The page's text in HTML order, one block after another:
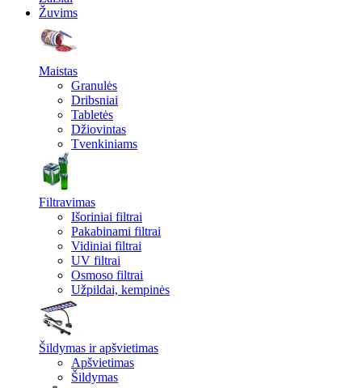
Žuvims
Maistas
Granulės
Dribsniai
Tabletės
Džiovintas
Tvenkiniams
Filtravimas
Išoriniai filtrai
Pakabinami filtrai
Vidiniai filtrai
UV filtrai
Osmoso filtrai
Užpildai, kempinės
Šildymas ir apšvietimas
Apšvietimas
Šildymas